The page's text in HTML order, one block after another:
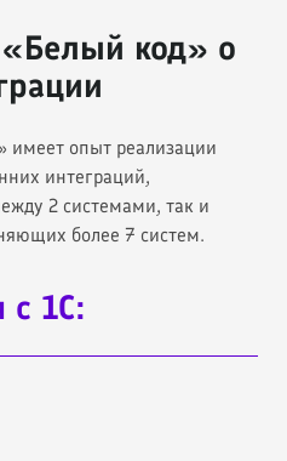
«Белый код» о
имеет опыт реализации
интеграций,
2 системами, так и
более 7 систем.
с 1С: